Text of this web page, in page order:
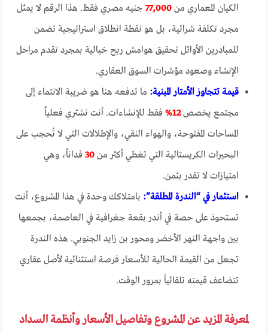
الكيان المعماري من77,000 جنيه مصري فقط. هذا الرقم لا يمثل
مجرد تكلفة شرائية، بل هو نقطة انطلاق استراتيجية تضمن
للمبادرين الأوائل تحقيق هوامش ربح خيالية بمجرد تقدم مراحل
الإنشاء وصعود مؤشرات السوق العقاري.
قيمة تتجاوز الأمتار المبنية: ما تدفعه هنا هو ضريبة الانتماء إلى
مجتمع يخصص12%
فقط للإنشاءات. أنت تشتري فعلياً
المساحات المفتوحة، والهواء النقي، والإطلالات التي لا تُحجب على
البحيرات الكريستالية التي تغطي أكثر من30 فداناً، وهي
امتيازات لا تقدر بثمن.
استثمار في “الندرة المطلقة”: بامتلاكك وحدة في هذا المشروع، أنت
تستحوذ على حصة في أندر بقعة جغرافية في العاصمة، بجمعها
بين واجهة النهر الأخضر ومحور بن زايد الجنوبي. هذه الندرة
تجعل من القيمة الحالية للأسعار فرصة استثنائية لأصل عقاري
تتضاعف قيمته تلقائياً بمرور الوقت.
لمعرفة المزيد عن المشروع وتفاصيل الأسعار وأنظمة السداد